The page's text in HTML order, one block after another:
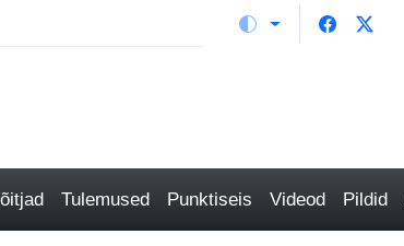
Tulemused Punktiseis Videod Pildid